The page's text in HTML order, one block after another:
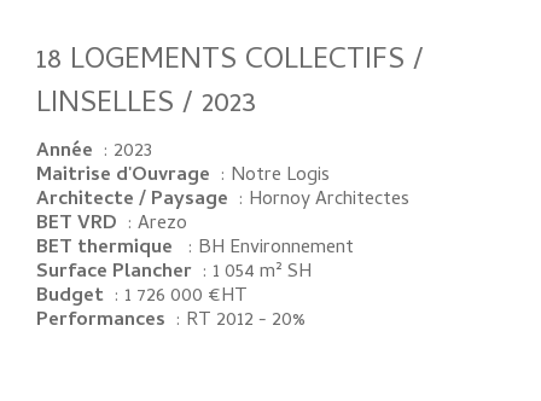
18 LOGEMENTS COLLECTIFS /
LINSELLES / 2023
Année : 2023
Maitrise d'Ouvrage : Notre Logis
Architecte / Paysage : Hornoy Architectes
BET VRD : Arezo
BET thermique : BH Environnement
Surface Plancher : 1 054 m² SH
Budget : 1 726 000 €HT
Performances : RT 2012 - 20%